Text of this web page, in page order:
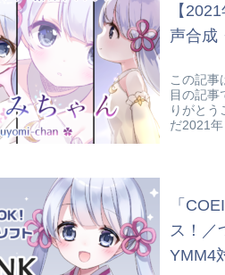
【
声合成
この記事
目の記
りがと
だ2021
「
ス！／
YMM4